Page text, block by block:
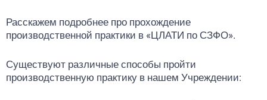
Расскажем подробнее про прохождение
производственной практики в «ЦЛАТИ по СЗФО».
Существуют различные способы пройти
производственную практику в нашем Учреждении: